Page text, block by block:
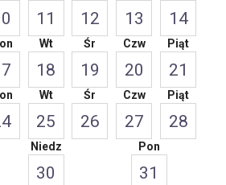
11 12 13 14
Wt
18
Śr
19
Czw
20
Piąt
21
Wt
25
Śr
26
Czw
27
Piąt
28
Niedz
30
Pon
31